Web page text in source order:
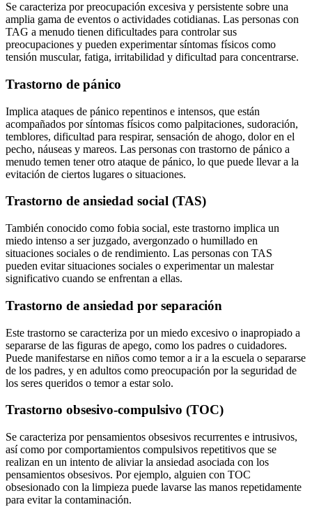
Se caracteriza por preocupación excesiva y persistente sobre una
amplia gama de eventos o actividades cotidianas. Las personas con
TAG a menudo tienen dificultades para controlar sus
preocupaciones y pueden experimentar síntomas físicos como
tensión muscular, fatiga, irritabilidad y dificultad para concentrarse.
Trastorno de pánico
Implica ataques de pánico repentinos e intensos, que están
acompañados por síntomas físicos como palpitaciones, sudoración,
temblores, dificultad para respirar, sensación de ahogo, dolor en el
pecho, náuseas y mareos. Las personas con trastorno de pánico a
menudo temen tener otro ataque de pánico, lo que puede llevar a la
evitación de ciertos lugares o situaciones.
Trastorno de ansiedad social (TAS)
También conocido como fobia social, este trastorno implica un
miedo intenso a ser juzgado, avergonzado o humillado en
situaciones sociales o de rendimiento. Las personas con TAS
pueden evitar situaciones sociales o experimentar un malestar
significativo cuando se enfrentan a ellas.
Trastorno de ansiedad por separación
Este trastorno se caracteriza por un miedo excesivo o inapropiado a
separarse de las figuras de apego, como los padres o cuidadores.
Puede manifestarse en niños como temor a ir a la escuela o separarse
de los padres, y en adultos como preocupación por la seguridad de
los seres queridos o temor a estar solo.
Trastorno obsesivo-compulsivo (TOC)
Se caracteriza por pensamientos obsesivos recurrentes e intrusivos,
así como por comportamientos compulsivos repetitivos que se
realizan en un intento de aliviar la ansiedad asociada con los
pensamientos obsesivos. Por ejemplo, alguien con TOC
obsesionado con la limpieza puede lavarse las manos repetidamente
para evitar la contaminación.